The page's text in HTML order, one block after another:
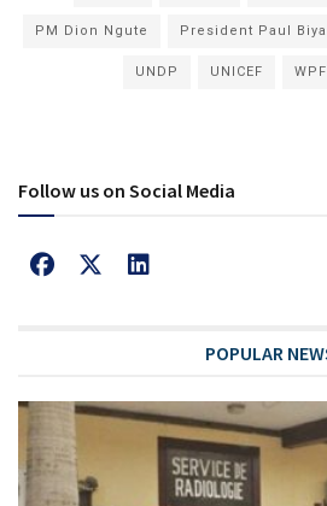
PM Dion Ngute President Paul Biya
UNDP UNICEF
Follow us on Social Media
POPULAR